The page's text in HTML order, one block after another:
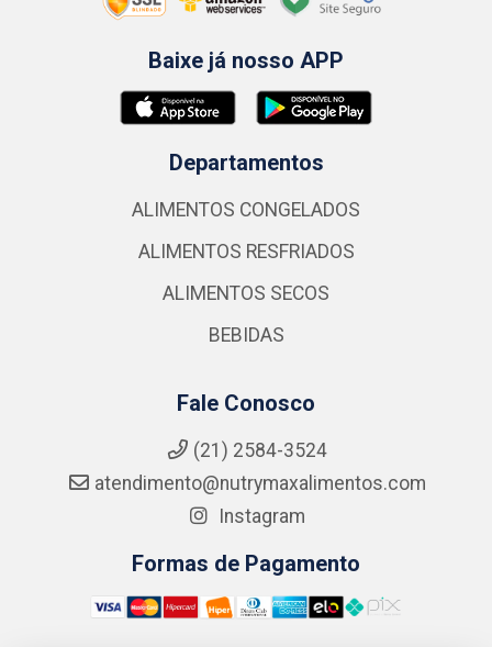
Baixe já nosso APP
Departamentos
ALIMENTOS CONGELADOS
ALIMENTOS RESFRIADOS
ALIMENTOS SECOS
BEBIDAS
Fale Conosco
(21) 2584-3524
atendimento@nutrymaxalimentos.com
Instagram
Formas de Pagamento